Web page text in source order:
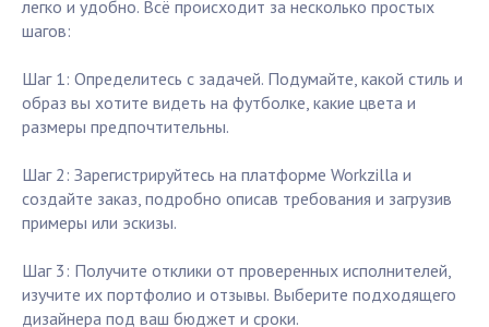
легко и удобно. Всё происходит за несколько простых
шагов:
Шаг 1: Определитесь с задачей. Подумайте, какой стиль и
образ вы хотите видеть на футболке, какие цвета и
размеры предпочтительны.
Шаг 2: Зарегистрируйтесь на платформе Workzilla и
создайте заказ, подробно описав требования и загрузив
примеры или эскизы.
Шаг 3: Получите отклики от проверенных исполнителей,
изучите их портфолио и отзывы. Выберите подходящего
дизайнера под ваш бюджет и сроки.